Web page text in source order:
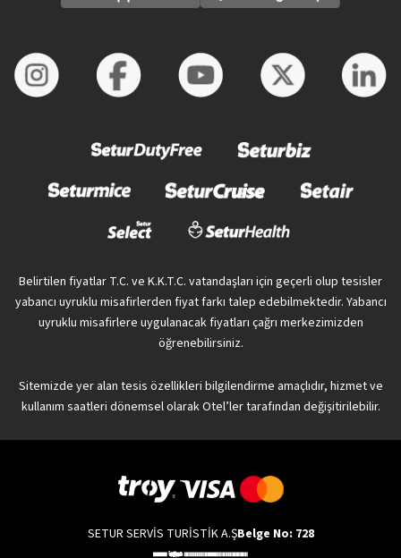
Belirtilen fiyatlar T.C. ve K.K.T.C. vatandaşları için geçerli olup tesisler
yabancı uyruklu misafirlerden fiyat farkı talep edebilmektedir. Yabancı
uyruklu misafirlere uygulanacak fiyatları çağrı merkezimizden
öğrenebilirsiniz.
Sitemizde yer alan tesis özellikleri bilgilendirme amaçlıdır, hizmet ve
kullanım saatleri dönemsel olarak Otel’ler tarafından değişitirilebilir.
SETUR SERVİS TURİSTİK A.ŞBelge No: 728